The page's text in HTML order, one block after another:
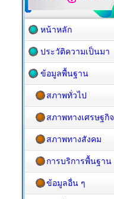
หน้าหลัก
ประวัติความเป็นมา
ข้อมูลพื้นฐาน
สภาพทั่วไป
สภาพทางเศรษฐกิจ
สภาพทางสังคม
การบริการพื้นฐาน
ข้อมูลอื่น ๆ